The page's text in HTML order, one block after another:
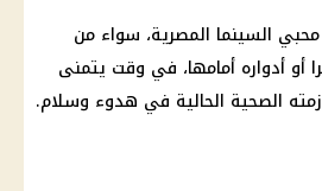
السينما المصرية، سواء من
أو أدواره أمامها، في وقت يتمنى
الصحية الحالية في هدوء وسلام.